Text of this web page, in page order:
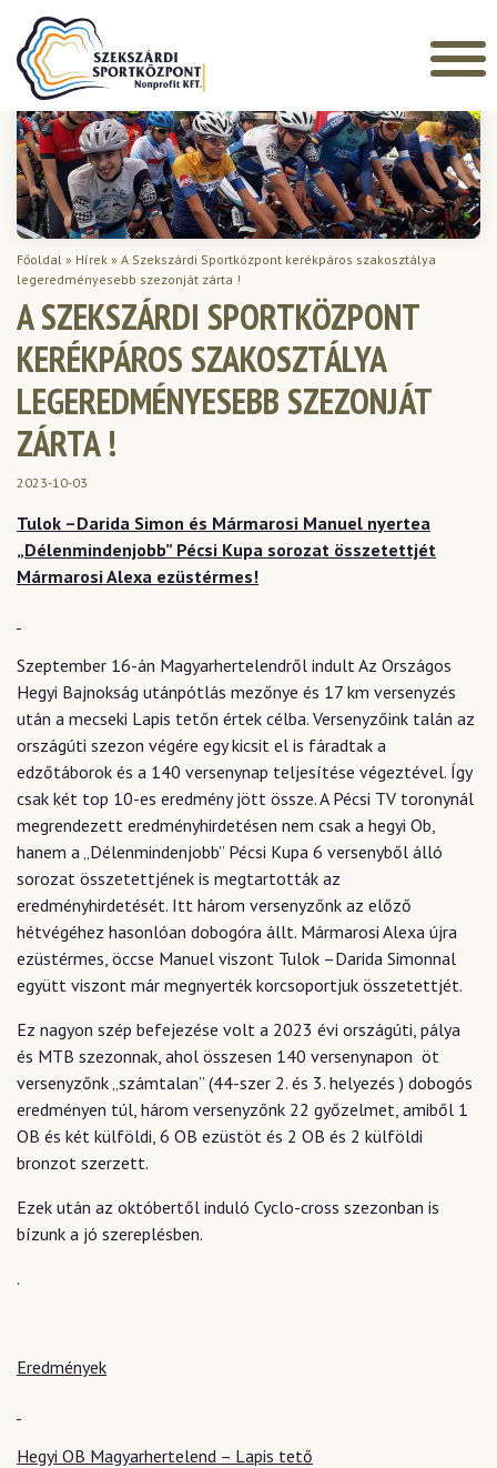
Főoldal » Hírek » A Szekszárdi Sportközpont kerékpáros szakosztálya
legeredményesebb szezonját zárta !
A SZEKSZÁRDI SPORTKÖZPONT
KERÉKPÁROS SZAKOSZTÁLYA
LEGEREDMÉNYESEBB SZEZONJÁT
ZÁRTA !
2023-10-03
Tulok –Darida Simon és Mármarosi Manuel nyertea
„Délenmindenjobb” Pécsi Kupa sorozat összetettjét
Mármarosi Alexa ezüstérmes!
Szeptember 16-án Magyarhertelendről indult Az Országos
Hegyi Bajnokság utánpótlás mezőnye és 17 km versenyzés
után a mecseki Lapis tetőn értek célba. Versenyzőink talán az
országúti szezon végére egy kicsit el is fáradtak a
edzőtáborok és a 140 versenynap teljesítése végeztével. Így
csak két top 10-es eredmény jött össze. A Pécsi TV toronynál
megrendezett eredményhirdetésen nem csak a hegyi Ob,
hanem a „Délenmindenjobb” Pécsi Kupa 6 versenyből álló
sorozat összetettjének is megtartották az
eredményhirdetését. Itt három versenyzőnk az előző
hétvégéhez hasonlóan dobogóra állt. Mármarosi Alexa újra
ezüstérmes, öccse Manuel viszont Tulok –Darida Simonnal
együtt viszont már megnyerték korcsoportjuk összetettjét.
Ez nagyon szép befejezése volt a 2023 évi országúti, pálya
és MTB szezonnak, ahol összesen 140 versenynapon öt
versenyzőnk „számtalan” (44-szer 2. és 3. helyezés ) dobogós
eredményen túl, három versenyzőnk 22 győzelmet, amiből 1
OB és két külföldi, 6 OB ezüstöt és 2 OB és 2 külföldi
bronzot szerzett.
Ezek után az októbertől induló Cyclo-cross szezonban is
bízunk a jó szereplésben.
.
Eredmények
Hegyi OB Magyarhertelend – Lapis tető